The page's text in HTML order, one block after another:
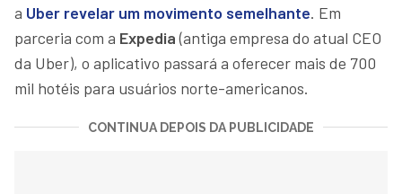
a Uber revelar um movimento semelhante. Em
parceria com a Expedia(antiga empresa do atual CEO
da Uber), o aplicativo passará a oferecer mais de 700
mil hotéis para usuários norte-americanos.
CONTINUA DEPOIS DA PUBLICIDADE